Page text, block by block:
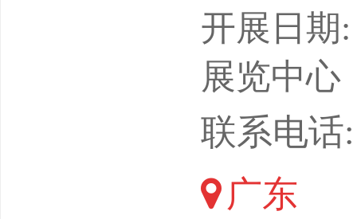
术融合
能力的
叶，随
开展日期
展览中心
联系电话
广东